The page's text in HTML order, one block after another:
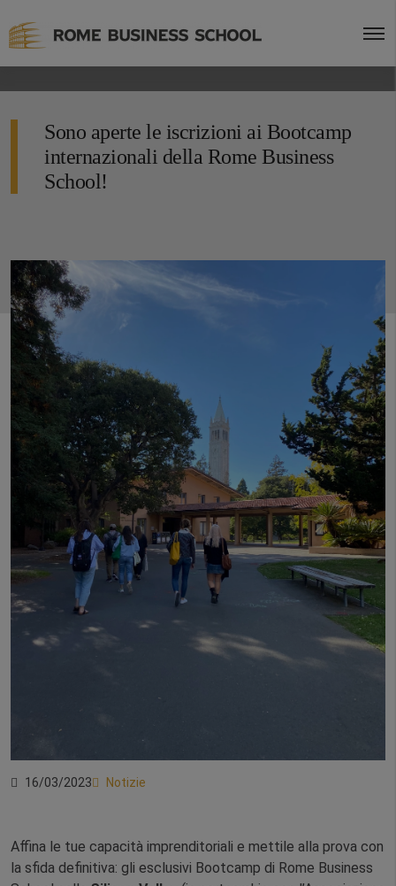
Sono aperte le iscrizioni ai Bootcamp
internazionali della Rome Business
School!
16/03/2023 Notizie
Affina le tue capacità imprenditoriali e mettile alla prova con
la sfida definitiva: gli esclusivi Bootcamp di Rome Business